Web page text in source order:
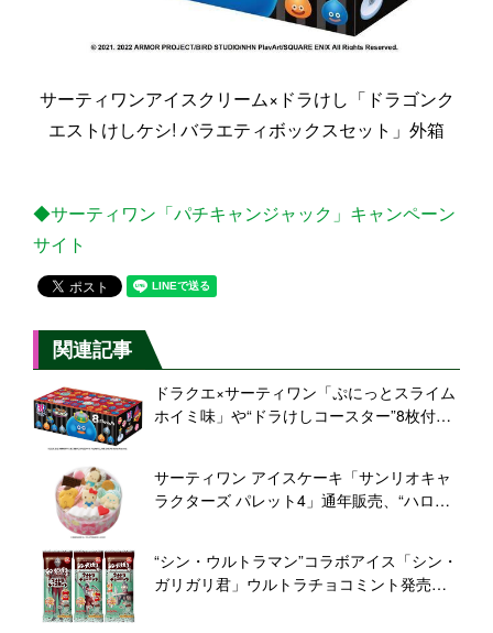
サーティワンアイスクリーム×ドラけし「ドラゴンク
エストけしケシ! バラエティボックスセット」外箱
◆サーティワン「パチキャンジャック」キャンペーン
サイト
関連記事
ドラクエ×サーティワン「ぷにっとスライム
ホイミ味」や“ドラけしコースター”8枚付き
エストけしケシ!
サーティワン アイスケーキ「サンリオキャ
ラクターズ パレット4」通年販売、“ハロー
“シン・ウルトラマン”コラボアイス「シン・
ガリガリ君」ウルトラチョコミント発売、